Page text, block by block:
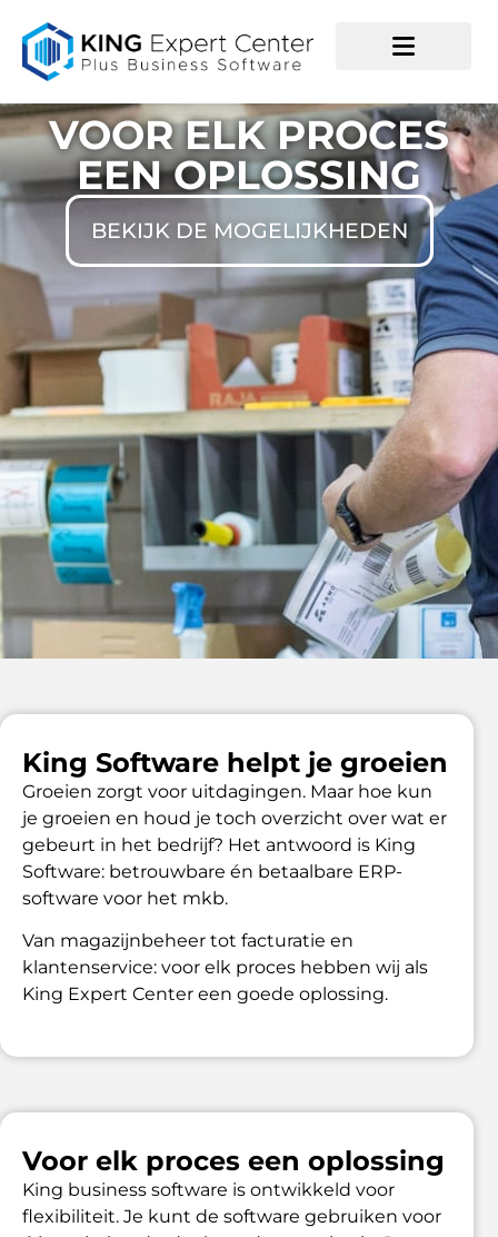
VOOR ELK PROCES
EEN OPLOSSING
BEKIJK DE MOGELIJKHEDEN
King Software helpt je groeien
Groeien zorgt voor uitdagingen. Maar hoe kun
je groeien en houd je toch overzicht over wat er
gebeurt in het bedrijf? Het antwoord is King
Software: betrouwbare én betaalbare ERP-
software voor het mkb.
Van magazijnbeheer tot facturatie en
klantenservice: voor elk proces hebben wij als
King Expert Center een goede oplossing.
Voor elk proces een oplossing
King business software is ontwikkeld voor
flexibiliteit. Je kunt de software gebruiken voor